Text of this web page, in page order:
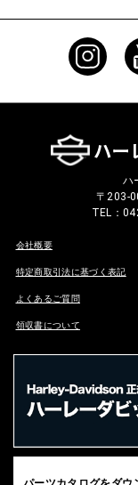
ハ
〒203-
TEL：
会社概要
特定商取引法に基づく表記
よくあるご質問
領収書について